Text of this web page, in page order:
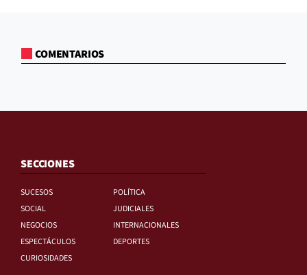
COMENTARIOS
SECCIONES
SUCESOS
POLÍTICA
SOCIAL
JUDICIALES
NEGOCIOS
INTERNACIONALES
ESPECTÁCULOS
DEPORTES
CURIOSIDADES